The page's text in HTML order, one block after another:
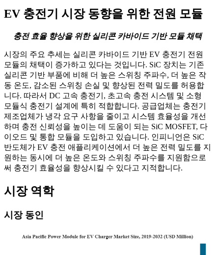
EV 충전기 시장 동향을 위한 전원 모듈
충전 효율 향상을 위한 실리콘 카바이드 기반 모듈 채택
시장의 주요 추세는 실리콘 카바이드 기반 EV 충전기 전원
모듈의 채택이 증가하고 있다는 것입니다. SiC 장치는 기존
실리콘 기반 부품에 비해 더 높은 스위칭 주파수, 더 높은 작
동 온도, 감소된 스위칭 손실 및 향상된 전력 밀도를 허용합
니다. 따라서 DC 고속 충전기, 초고속 충전 시스템 및 소형
모듈식 충전기 설계에 특히 적합합니다. 공급업체는 충전기
제조업체가 냉각 요구 사항을 줄이고 시스템 효율성을 개선
하며 충전 신뢰성을 높이는 데 도움이 되는 SiC MOSFET, 다
이오드 및 통합 모듈을 도입하고 있습니다. 인피니언은 SiC
반도체가 EV 충전 애플리케이션에서 더 높은 전력 밀도를 지
원하는 동시에 더 높은 온도와 스위칭 주파수를 지원함으로
써 충전기 효율성을 향상시킬 수 있다고 지적합니다.
시장 역학
시장 동인